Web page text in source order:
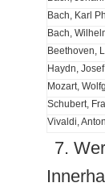
Bach, Karl
Bach,
Beethoven,
Haydn, Josef
Mozart,
Schubert,
Vivaldi,
7.